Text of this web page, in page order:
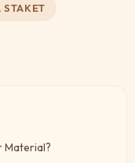
STAKET
Material?